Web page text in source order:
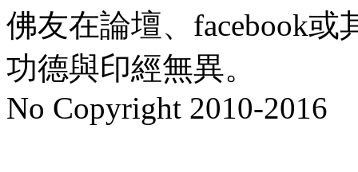
佛友在論壇、facebook
功德與印經無異。
No Copyright 2010-2016